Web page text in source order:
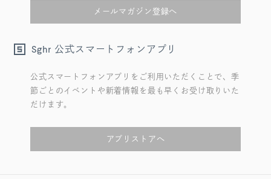
メールマガジン登録へ
Sghr 公式スマートフォンアプリ
公式スマートフォンアプリをご利用いただくことで、季
節ごとのイベントや新着情報を最も早くお受け取りいた
だけます。
アプリストアへ